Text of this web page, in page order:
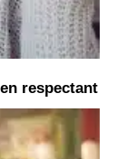
respectant